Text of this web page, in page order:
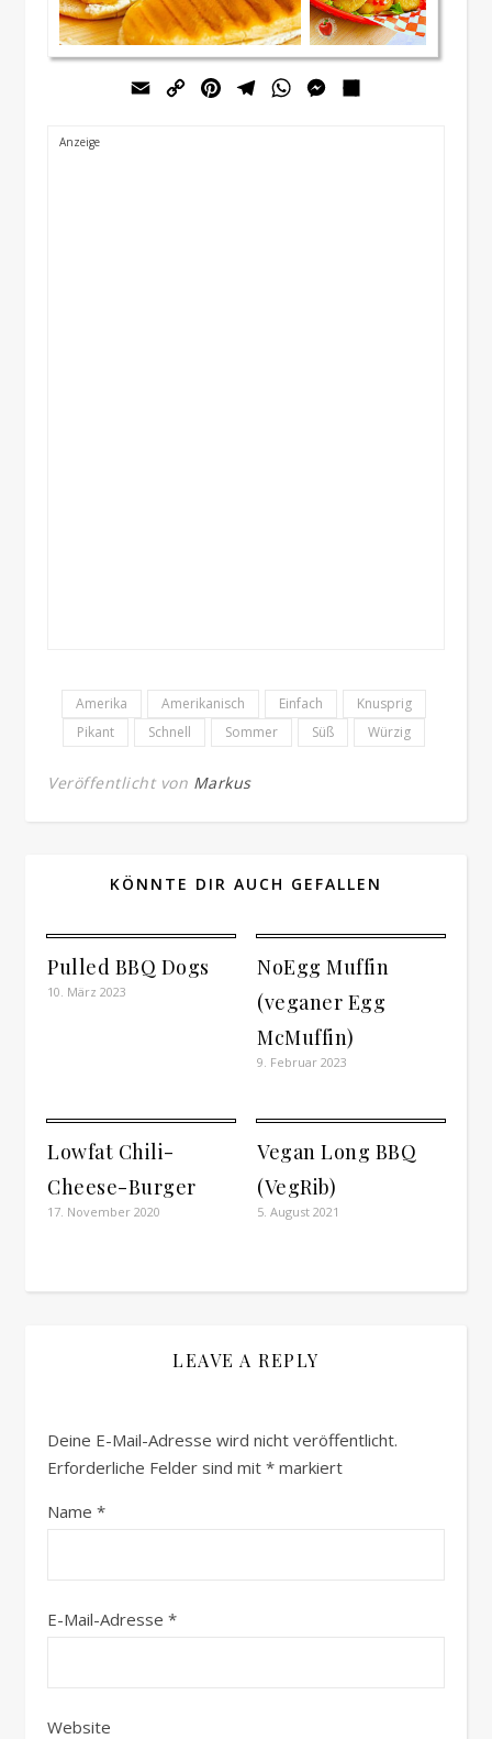
Email
Copy
PinterestTelegramWhatsAppMessenger
Amerika Amerikanisch Einfach
Knusprig
Pikant
Schnell Sommer Süß Würzig
Veröffentlicht von Markus
KÖNNTE DIR AUCH GEFALLEN
Pulled BBQ Dogs
10. März 2023
NoEgg Muffin
(veganer Egg
McMuffin)
9. Februar 2023
Lowfat Chili-
Cheese-Burger
17. November 2020
Vegan Long BBQ
(VegRib)
5. August 2021
LEAVE A REPLY
Deine E-Mail-Adresse wird nicht veröffentlicht.
Erforderliche Felder sind mit * markiert
Name *
E-Mail-Adresse *
Website